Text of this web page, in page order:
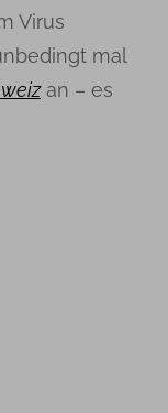
Virus
mal
an – es